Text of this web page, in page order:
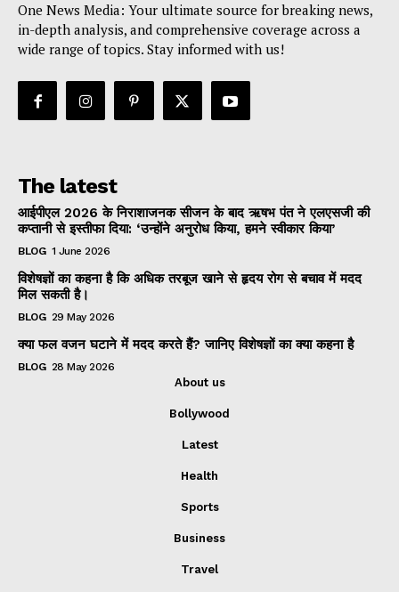
One News Media: Your ultimate source for breaking news,
in-depth analysis, and comprehensive coverage across a
wide range of topics. Stay informed with us!
The latest
आईपीएल 2026 के निराशाजनक सीजन के बाद ऋषभ पंत ने एलएसजी की
कप्तानी से इस्तीफा दिया: ‘उन्होंने अनुरोध किया, हमने स्वीकार किया’
BLOG 1 June 2026
विशेषज्ञों का कहना है कि अधिक तरबूज खाने से हृदय रोग से बचाव में मदद
मिल सकती है।
BLOG 29 May 2026
क्या फल वजन घटाने में मदद करते हैं? जानिए विशेषज्ञों का क्या कहना है
BLOG 28 May 2026
About us
Bollywood
Latest
Health
Sports
Business
Travel